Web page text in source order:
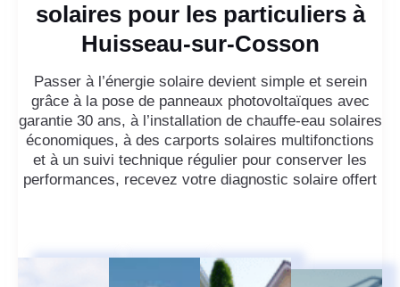
solaires pour les particuliers à
Huisseau-sur-Cosson
Passer à l’énergie solaire devient simple et serein
grâce à la pose de panneaux photovoltaïques avec
garantie 30 ans, à l’installation de chauffe-eau solaires
économiques, à des carports solaires multifonctions
et à un suivi technique régulier pour conserver les
performances, recevez votre diagnostic solaire offert